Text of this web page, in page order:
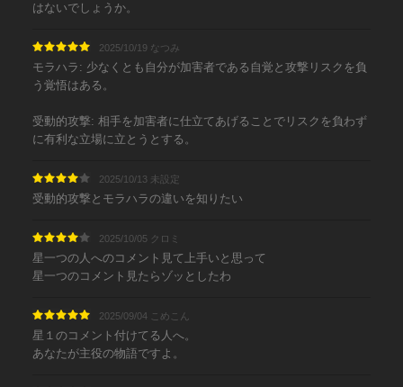
はないでしょうか。
2025/10/19 なつみ
モラハラ: 少なくとも自分が加害者である自覚と攻撃リスクを負
う覚悟はある。
受動的攻撃: 相手を加害者に仕立てあげることでリスクを負わず
に有利な立場に立とうとする。
2025/10/13 未設定
受動的攻撃とモラハラの違いを知りたい
2025/10/05 クロミ
星一つの人へのコメント見て上手いと思って
星一つのコメント見たらゾッとしたわ
2025/09/04 こめこん
星１のコメント付けてる人へ。
あなたが主役の物語ですよ。